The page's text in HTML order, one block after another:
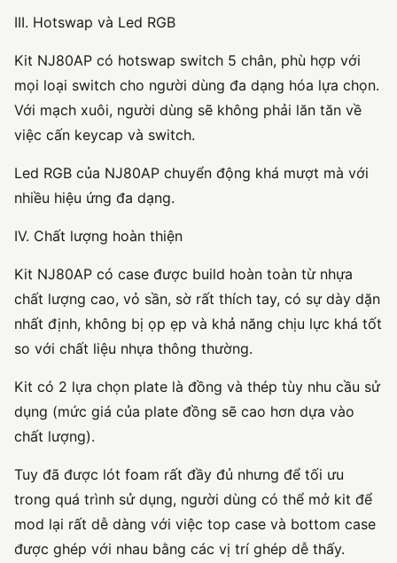
III. Hotswap và Led RGB
Kit NJ80AP có hotswap switch 5 chân, phù hợp với
mọi loại switch cho người dùng đa dạng hóa lựa chọn.
Với mạch xuôi, người dùng sẽ không phải lăn tăn về
việc cấn keycap và switch.
Led RGB của NJ80AP chuyển động khá mượt mà với
nhiều hiệu ứng đa dạng.
IV. Chất lượng hoàn thiện
Kit NJ80AP có case được build hoàn toàn từ nhựa
chất lượng cao, vỏ sần, sờ rất thích tay, có sự dày dặn
nhất định, không bị ọp ẹp và khả năng chịu lực khá tốt
so với chất liệu nhựa thông thường.
Kit có 2 lựa chọn plate là đồng và thép tùy nhu cầu sử
dụng (mức giá của plate đồng sẽ cao hơn dựa vào
chất lượng).
Tuy đã được lót foam rất đầy đủ nhưng để tối ưu
trong quá trình sử dụng, người dùng có thể mở kit để
mod lại rất dễ dàng với việc top case và bottom case
được ghép với nhau bằng các vị trí ghép dễ thấy.